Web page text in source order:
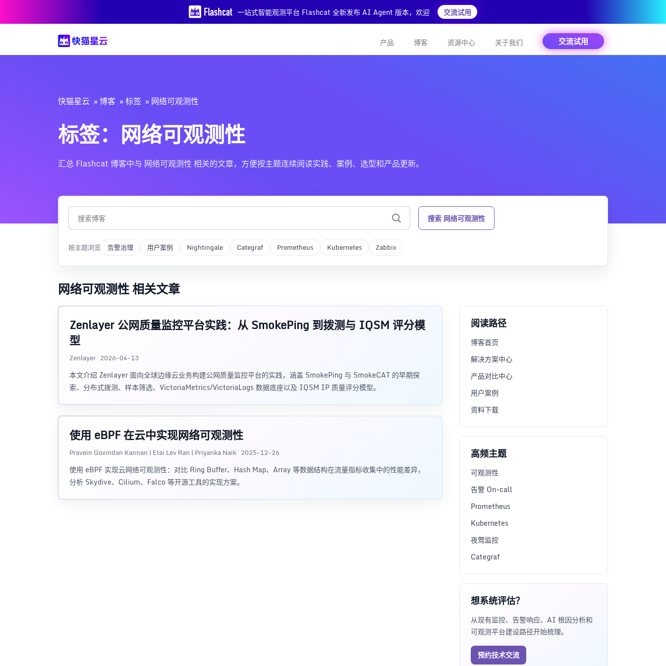
一站式智能观测平台 Flashcat 全新发布 AI Agent 版本，欢迎 交流试用
产品 博客 资源中心 关于我们 交流试用
快猫星云 博客 标签 网络可观测性
标签：网络可观测性
汇总 Flashcat 博客中与 网络可观测性 相关的文章，方便按主题连续阅读实践、案例、选型和产品更新。
搜索 网络可观测性
按主题浏览 告警治理 用户案例 Nightingale Categraf Prometheus Kubernetes Zabbix
网络可观测性 相关文章
Zenlayer 公网质量监控平台实践：从 SmokePing 到拨测与 IQSM 评分模
型
Zenlayer · 2026-04-13
本文介绍 Zenlayer 面向全球边缘云业务构建公网质量监控平台的实践，涵盖 SmokePing 与 SmokeCAT 的早期探
索、分布式拨测、样本筛选、VictoriaMetrics/VictoriaLogs 数据底座以及 IQSM IP 质量评分模型。
使用 eBPF 在云中实现网络可观测性
Pravein Govindan Kannan | Etai Lev Ran | Priyanka Naik · 2025-12-26
使用 eBPF 实现云网络可观测性：对比 Ring Buffer、Hash Map、Array 等数据结构在流量指标收集中的性能差异，
分析 Skydive、Cilium、Falco 等开源工具的实现方案。
阅读路径
博客首页
解决方案中心
产品对比中心
用户案例
资料下载
高频主题
可观测性
告警 On-call
Prometheus
Kubernetes
夜莺监控
Categraf
想系统评估？
从现有监控、告警响应、AI 根因分析和
可观测平台建设路径开始梳理。
预约技术交流